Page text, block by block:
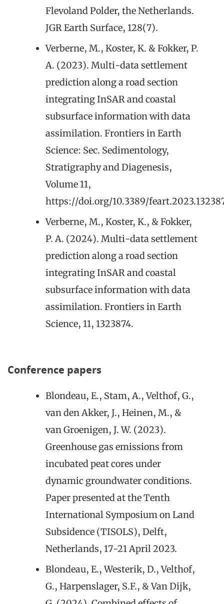
Flevoland Polder, the Netherlands.
JGR Earth Surface, 128(7).
Verberne, M., Koster, K. & Fokker, P.
A. (2023). Multi-data settlement
prediction along a road section
integrating InSAR and coastal
subsurface information with data
assimilation. Frontiers in Earth
Science: Sec. Sedimentology,
Stratigraphy and Diagenesis,
Volume 11,
https://doi.org/10.3389/
Verberne, M., Koster, K., & Fokker,
P. A. (2024). Multi-data settlement
prediction along a road section
integrating InSAR and coastal
subsurface information with data
assimilation. Frontiers in Earth
Science, 11, 1323874.
Conference papers
Blondeau, E., Stam, A., Velthof, G.,
van den Akker, J., Heinen, M., &
van Groenigen, J. W. (2023).
Greenhouse gas emissions from
incubated peat cores under
dynamic groundwater conditions.
Paper presented at the Tenth
International Symposium on Land
Subsidence (TISOLS), Delft,
Netherlands, 17-21 April 2023.
Blondeau, E., Westerik, D., Velthof,
G., Harpenslager, S.F., & Van Dijk,